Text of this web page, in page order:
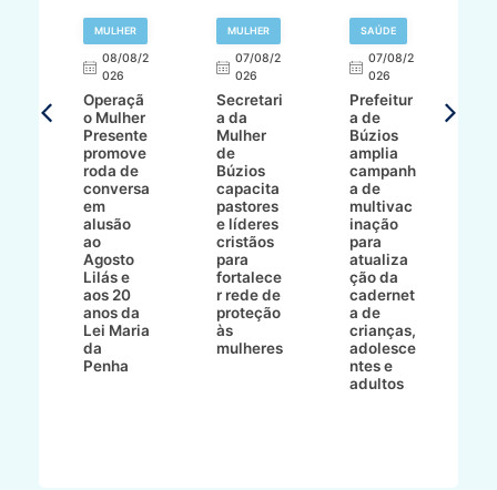
MULHER
08/08/2
026
Operaçã
o Mulher
Presente
promove
roda de
conversa
em
alusão
ao
Agosto
Lilás e
aos 20
anos da
Lei Maria
da
Penha
MULHER
07/08/2
026
Secretari
a da
Mulher
de
Búzios
capacita
pastores
e líderes
cristãos
para
fortalece
r rede de
proteção
às
mulheres
SAÚDE
07/08/2
026
Prefeitur
a de
Búzios
amplia
campanh
a de
multivac
inação
para
atualiza
ção da
cadernet
a de
crianças,
adolesce
ntes e
adultos